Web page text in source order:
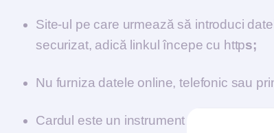
Site-ul pe care urmează să introduci
securizat, adică linkul începe cu https;
Nu furniza datele online, telefonic sau
Cardul este un instrument de plată și nu